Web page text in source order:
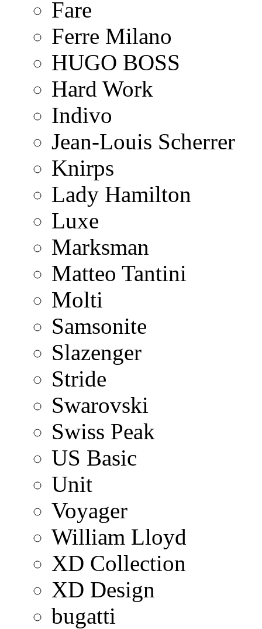
Fare
Ferre Milano
HUGO BOSS
Hard Work
Indivo
Jean-Louis Scherrer
Knirps
Lady Hamilton
Luxe
Marksman
Matteo Tantini
Molti
Samsonite
Slazenger
Stride
Swarovski
Swiss Peak
US Basic
Unit
Voyager
William Lloyd
XD Collection
XD Design
bugatti